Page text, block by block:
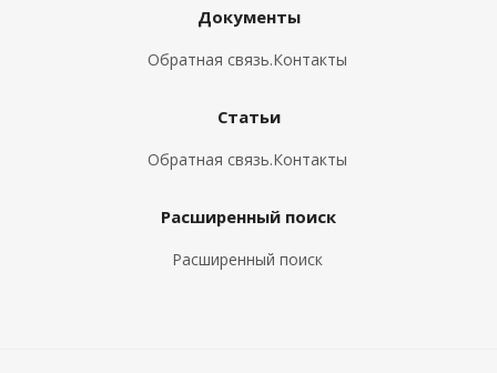
Документы
Обратная связь.Контакты
Статьи
Обратная связь.Контакты
Расширенный поиск
Расширенный поиск